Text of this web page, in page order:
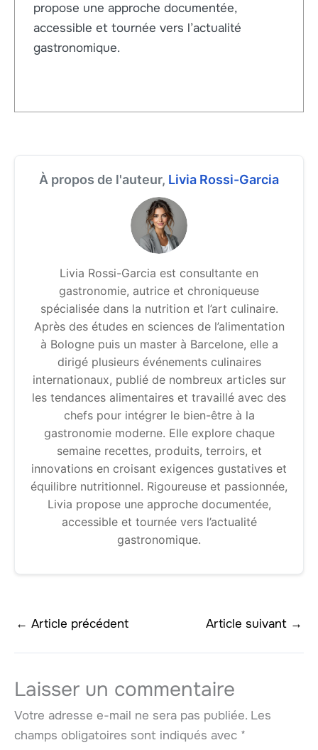
propose une approche documentée,
accessible et tournée vers l’actualité
gastronomique.
À propos de l'auteur, Livia Rossi-Garcia
Livia Rossi-Garcia est consultante en
gastronomie, autrice et chroniqueuse
spécialisée dans la nutrition et l’art culinaire.
Après des études en sciences de l’alimentation
à Bologne puis un master à Barcelone, elle a
dirigé plusieurs événements culinaires
internationaux, publié de nombreux articles sur
les tendances alimentaires et travaillé avec des
chefs pour intégrer le bien-être à la
gastronomie moderne. Elle explore chaque
semaine recettes, produits, terroirs, et
innovations en croisant exigences gustatives et
équilibre nutritionnel. Rigoureuse et passionnée,
Livia propose une approche documentée,
accessible et tournée vers l’actualité
gastronomique.
← Article précédent Article suivant →
Laisser un commentaire
Votre adresse e-mail ne sera pas publiée. Les
champs obligatoires sont indiqués avec *